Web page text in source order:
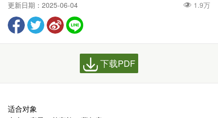
更新日期：2025-06-04 1.9万
下载PDF
适合对象